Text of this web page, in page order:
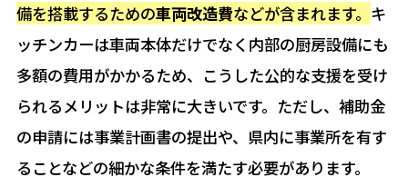
備を搭載するための車両改造費などが含まれます。 キ
ッチンカーは車両本体だけでなく内部の厨房設備にも
多額の費用がかかるため、こうした公的な支援を受け
られるメリットは非常に大きいです。ただし、補助金
の申請には事業計画書の提出や、県内に事業所を有す
ることなどの細かな条件を満たす必要があります。